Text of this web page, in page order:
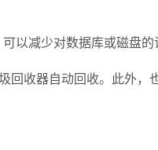
以减少对数据库或磁盘的
回收器自动回收。此外